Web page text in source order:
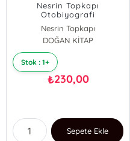
Nesrin Topkapı
Otobiyografi
Nesrin Topkapı
DOĞAN KİTAP
Stok : 1+
₺230,00
Sepete Ekle